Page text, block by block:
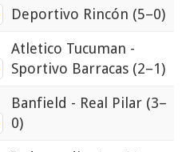
Deportivo Rincón (5–0)
Atletico Tucuman -
Sportivo Barracas (2–1)
Banfield - Real Pilar (3–
0)